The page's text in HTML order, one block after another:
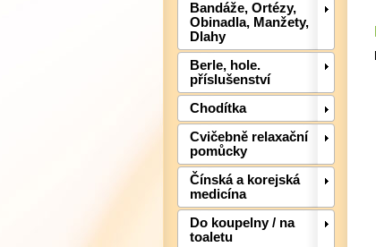
Bandáže, Ortézy,
Obinadla, Manžety,
Dlahy
Berle, hole.
příslušenství
Chodítka
Cvičebně relaxační
pomůcky
Čínská a korejská
medicína
Do koupelny / na
toaletu